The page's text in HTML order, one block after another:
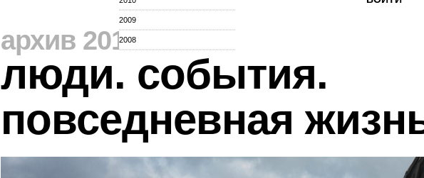
2009
2008
архив 2016⁄
люди. события.
повседневная